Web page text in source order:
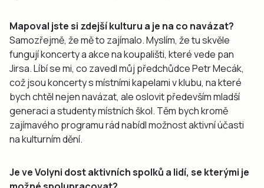
Mapoval jste si zdejší kulturu a je na co navázat?
Samozřejmě, že mě to zajímalo. Myslím, že tu skvěle
fungují koncerty a akce na koupališti, které vede pan
Jirsa. Líbí se mi, co zavedl můj předchůdce Petr Mecák,
což jsou koncerty s místními kapelami v klubu, na které
bych chtěl nejen navázat, ale oslovit především mladší
generaci a studenty místních škol. Těm bych kromě
zajímavého programu rád nabídl možnost aktivní účasti
na kulturním dění.
Je ve Volyni dost aktivních spolků a lidí, se kterými je